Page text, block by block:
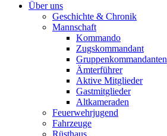
Über uns
Geschichte & Chronik
Mannschaft
Kommando
Zugskommandant
Gruppenkommandanten
Ämterführer
Aktive Mitglieder
Gastmitglieder
Altkameraden
Feuerwehrjugend
Fahrzeuge
Rüsthaus